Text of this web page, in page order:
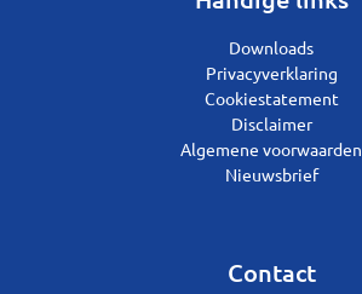
Downloads
Privacyverklaring
Cookiestatement
Disclaimer
Algemene voorwaarden
Nieuwsbrief
Contact